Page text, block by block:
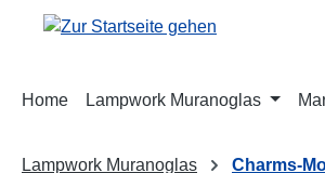
Hauptinhalt springen
Zur Suche springen
Zur Hauptnavigation springen
Home Lampwork Muranoglas
Lampwork Muranoglas Charms-